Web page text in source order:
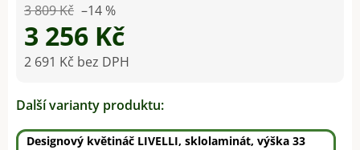
3 809 Kč –14 %
3 256 Kč
2 691 Kč bez DPH
Další varianty produktu:
Designový květináč LIVELLI, sklolaminát, výška 33